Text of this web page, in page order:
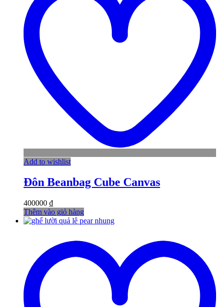
Add to wishlist
Đôn Beanbag Cube Canvas
400000 ₫
Thêm vào giỏ hàng